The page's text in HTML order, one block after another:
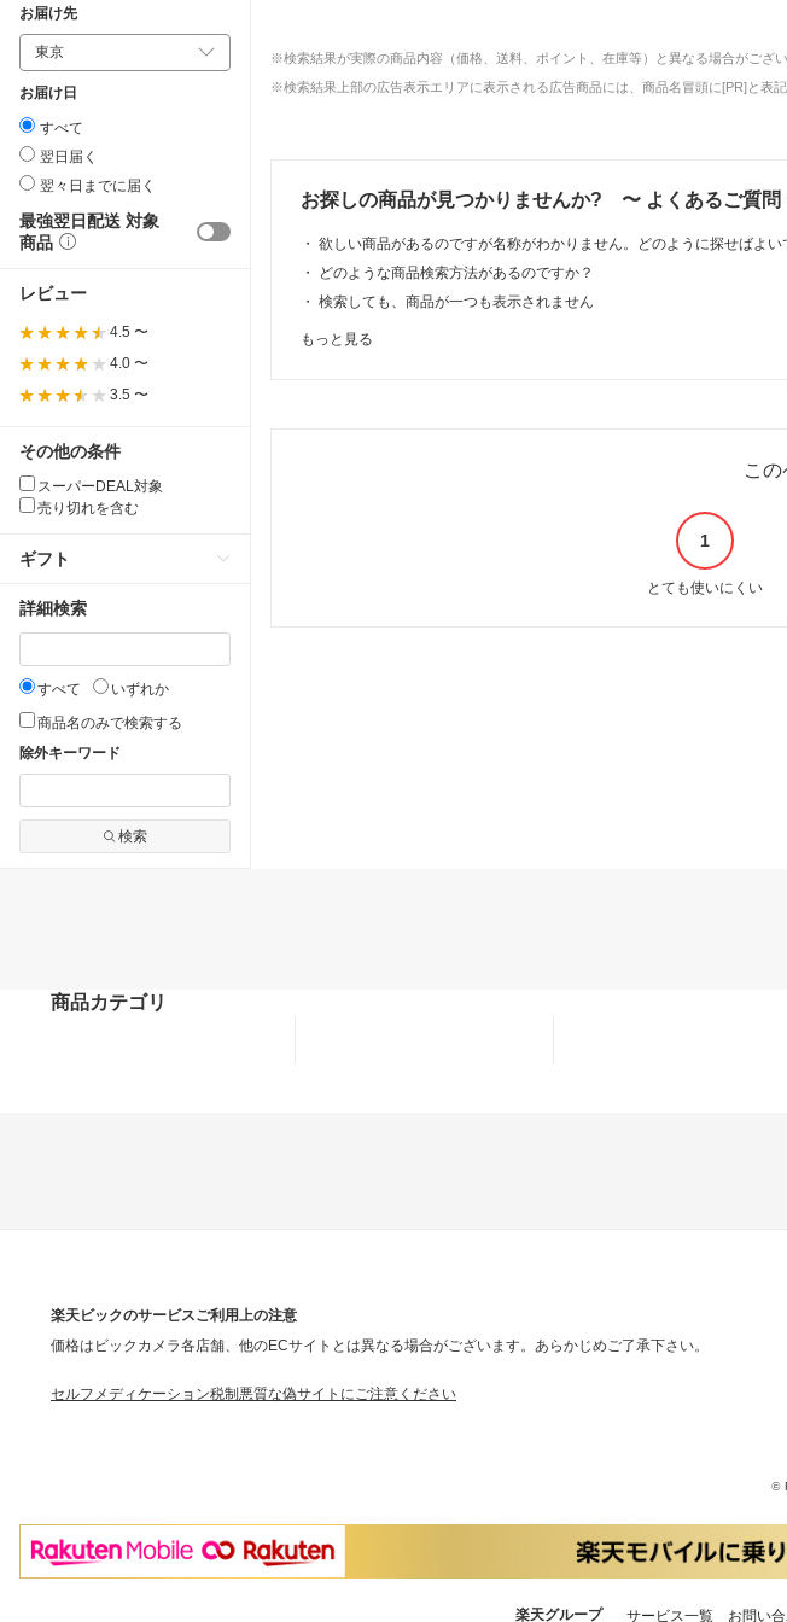
お届け先
お届け日
すべて
翌日届く
翌々日までに届く
最強翌日配送 対象
商品
レビュー
4.5 〜
4.0 〜
3.5 〜
その他の条件
スーパーDEAL対象
売り切れを含む
ギフト
詳細検索
すべて
いずれか
商品名のみで検索する
除外キーワード
検索
※検索結果が実際の商品内容（価格、送料、ポイント、在庫等）と異なる場合がござ
※検索結果上部の広告表示エリアに表示される広告商品には、商品名冒頭に[PR]と表記
お探しの商品が見つかりませんか? 〜 よくあるご質問
・ 欲しい商品があるのですが名称がわかりません。どのように探せばよい
・
どのような商品検索方法があるのですか？
・ 検索しても、商品が一つも表示されません
もっと見る
こ
1
とても使いにくい
商品カテゴリ
楽天ビックのサービスご利用上の注意
価格はビックカメラ各店舗、他のECサイトとは異なる場合がございます。あらかじめご了承下さい。
セルフメディケーション税制悪質な偽サイトにご注意ください
©
楽天グループ サービス一覧 お問い